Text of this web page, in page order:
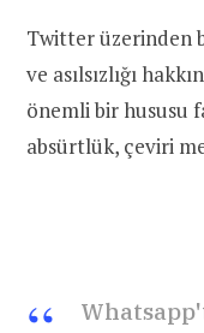
Twitter üzerinden
ve asılsızlığı
önemli bir hususu
absürtlük, çeviri